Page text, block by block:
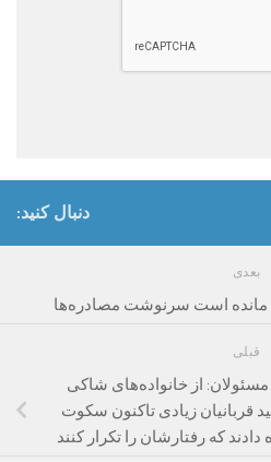
دنبال کنید:
بعدی
قبلی
مسئولان: از خانواده‌های شاکی
قربانیان زیادی تاکنون سکوت
دادند که رفتارشان را تکرار کنند